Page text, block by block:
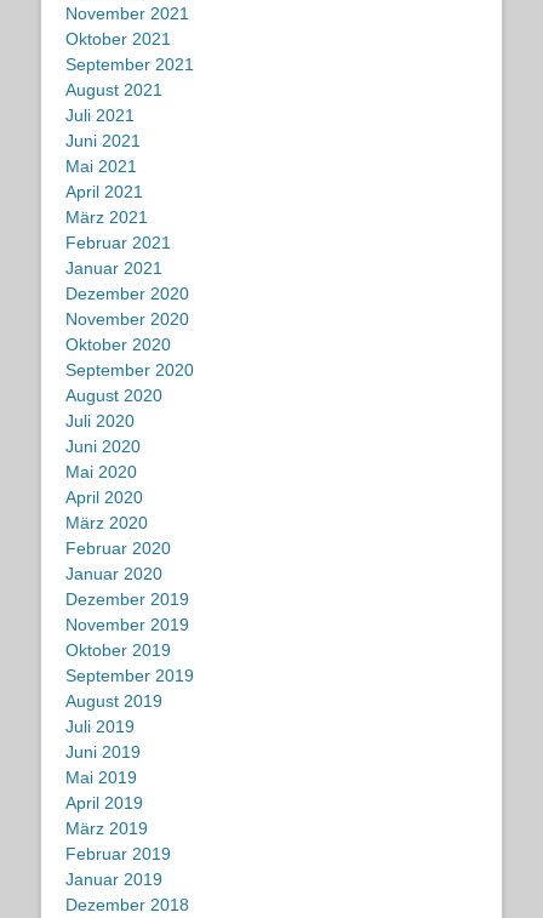
November 2021
Oktober 2021
September 2021
August 2021
Juli 2021
Juni 2021
Mai 2021
April 2021
März 2021
Februar 2021
Januar 2021
Dezember 2020
November 2020
Oktober 2020
September 2020
August 2020
Juli 2020
Juni 2020
Mai 2020
April 2020
März 2020
Februar 2020
Januar 2020
Dezember 2019
November 2019
Oktober 2019
September 2019
August 2019
Juli 2019
Juni 2019
Mai 2019
April 2019
März 2019
Februar 2019
Januar 2019
Dezember 2018